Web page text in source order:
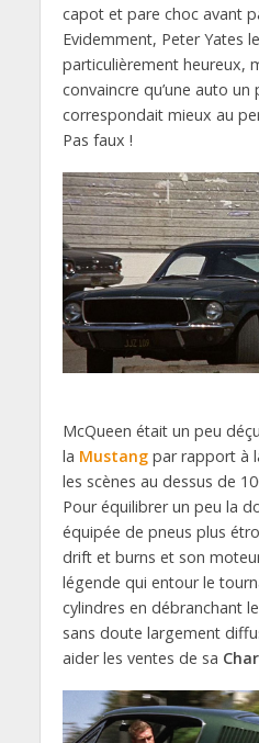
capot et pare choc avant
Evidemment, Peter Yates
particulièrement heureux,
convaincre qu’une auto un
correspondait mieux au
Pas faux !
McQueen était un peu
la Mustangpar rapport à
les scènes au dessus de
Pour équilibrer un peu la
équipée de pneus plus
drift et burns et son
légende qui entour le
cylindres en débranchant
sans doute largement
aider les ventes de sa